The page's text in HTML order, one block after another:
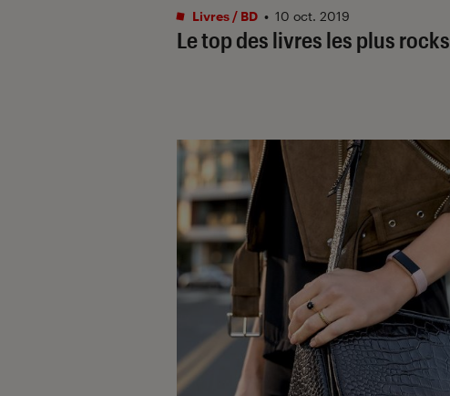
Le top des livres les plus rocks
Livres / BD • 10 oct. 2019